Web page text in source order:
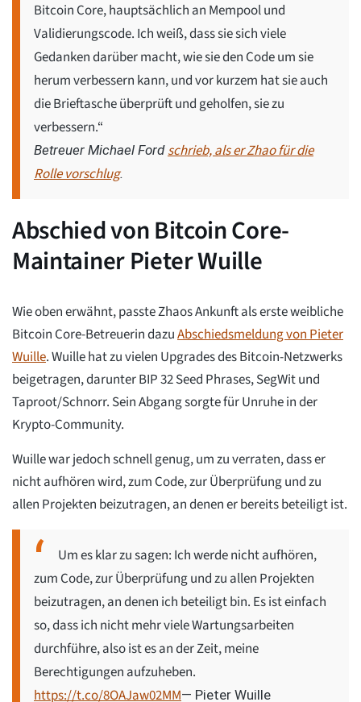
Bitcoin Core, hauptsächlich an Mempool und
Validierungscode. Ich weiß, dass sie sich viele
Gedanken darüber macht, wie sie den Code um sie
herum verbessern kann, und vor kurzem hat sie auch
die Brieftasche überprüft und geholfen, sie zu
verbessern.“
Betreuer Michael Fordschrieb, als er Zhao für die
Rolle vorschlug.
Abschied von Bitcoin Core-
Maintainer Pieter Wuille
Wie oben erwähnt, passte Zhaos Ankunft als erste weibliche
Bitcoin Core-Betreuerin dazuAbschiedsmeldung von Pieter
Wuille. Wuille hat zu vielen Upgrades des Bitcoin-Netzwerks
beigetragen, darunter BIP 32 Seed Phrases, SegWit und
Taproot/Schnorr. Sein Abgang sorgte für Unruhe in der
Krypto-Community.
Wuille war jedoch schnell genug, um zu verraten, dass er
nicht aufhören wird, zum Code, zur Überprüfung und zu
allen Projekten beizutragen, an denen er bereits beteiligt ist.
Um es klar zu sagen: Ich werde nicht aufhören,
zum Code, zur Überprüfung und zu allen Projekten
beizutragen, an denen ich beteiligt bin. Es ist einfach
so, dass ich nicht mehr viele Wartungsarbeiten
durchführe, also ist es an der Zeit, meine
Berechtigungen aufzuheben.
https://t.co/8OAJaw02MM— Pieter Wuille